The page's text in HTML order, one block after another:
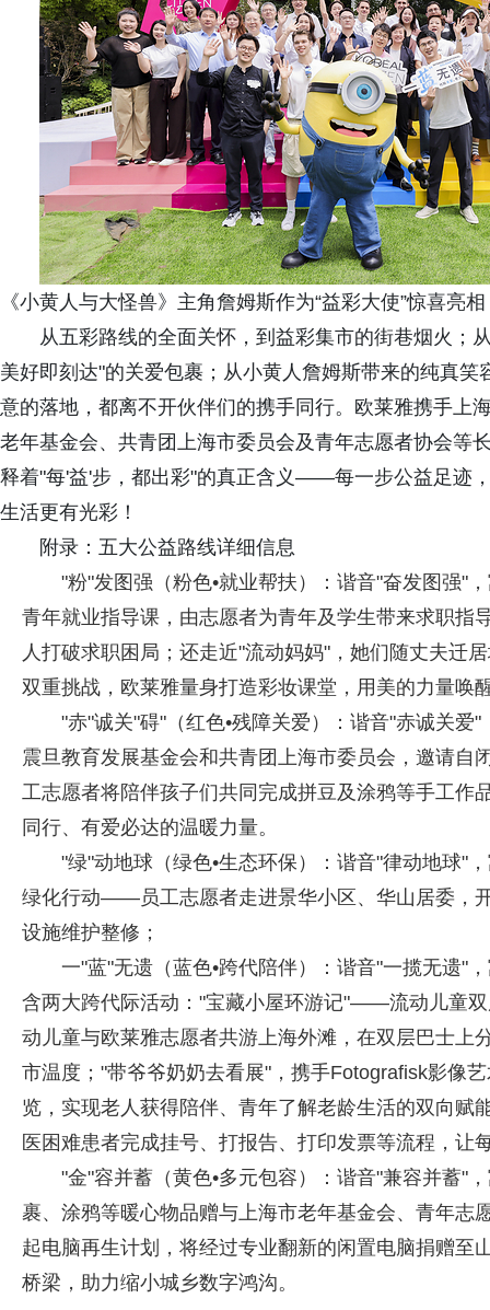
《小黄人与大怪兽》主角詹姆斯作为“益彩大使”惊喜亮相
从五彩路线的全面关怀，到益彩集市的街巷烟火；
美好即刻达"的关爱包裹；从小黄人詹姆斯带来的纯真
意的落地，都离不开伙伴们的携手同行。欧莱雅携手上
老年基金会、共青团上海市委员会及青年志愿者协会等
释着"每'益'步，都出彩"的真正含义——每一步公益足迹
生活更有光彩！
附录：五大公益路线详细信息
"粉"发图强（粉色•就业帮扶）：谐音"奋发图强"
青年就业指导课，由志愿者为青年及学生带来求职指
人打破求职困局；还走近"流动妈妈"，她们随丈夫迁
双重挑战，欧莱雅量身打造彩妆课堂，用美的力量唤
"赤"诚关"碍"（红色•残障关爱）：谐音"赤诚关
震旦教育发展基金会和共青团上海市委员会，邀请自
工志愿者将陪伴孩子们共同完成拼豆及涂鸦等手工作
同行、有爱必达的温暖力量。
"绿"动地球（绿色•生态环保）：谐音"律动地球"
绿化行动——员工志愿者走进景华小区、华山居委，
设施维护整修；
一"蓝"无遗（蓝色•跨代陪伴）：谐音"一揽无遗"
含两大跨代际活动："宝藏小屋环游记"——流动儿童
动儿童与欧莱雅志愿者共游上海外滩，在双层巴士上
市温度；"带爷爷奶奶去看展"，携手Fotografisk影像
览，实现老人获得陪伴、青年了解老龄生活的双向赋
医困难患者完成挂号、打报告、打印发票等流程，让
"金"容并蓄（黄色•多元包容）：谐音"兼容并蓄"
裹、涂鸦等暖心物品赠与上海市老年基金会、青年志
起电脑再生计划，将经过专业翻新的闲置电脑捐赠至
桥梁，助力缩小城乡数字鸿沟。